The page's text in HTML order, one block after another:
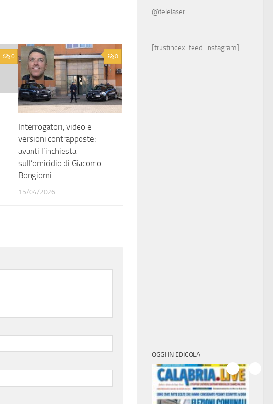
0 0
Interrogatori, video e
versioni contrapposte:
avanti l’inchiesta
sull’omicidio di Giacomo
Bongiorni
15/04/2026
@telelaser
[trustindex-feed-instagram]
OGGI IN EDICOLA